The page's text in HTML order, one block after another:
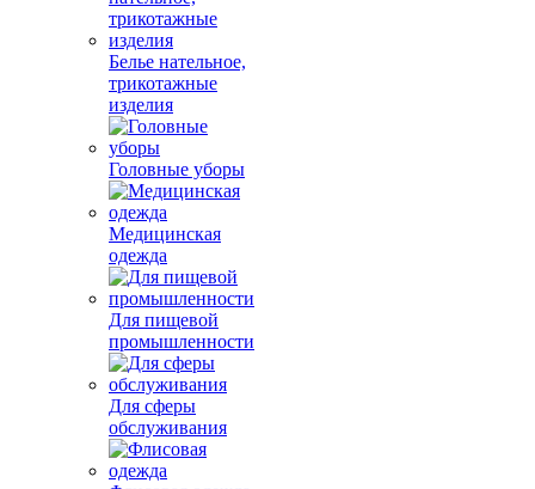
Белье нательное,
трикотажные
изделия
Головные уборы
Медицинская
одежда
Для пищевой
промышленности
Для сферы
обслуживания